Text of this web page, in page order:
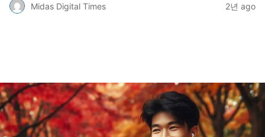
Midas Digital Times 2년 ago